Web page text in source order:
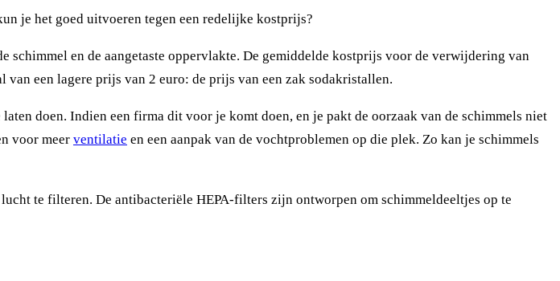
je het goed uitvoeren tegen een redelijke kostprijs?
en de aangetaste oppervlakte. De gemiddelde kostprijs voor de verwijdering van
een lagere prijs van 2 euro: de prijs van een zak sodakristallen.
doen. Indien een firma dit voor je komt doen, en je pakt de oorzaak van de schimmels niet
voor meer ventilatie en een aanpak van de vochtproblemen op die plek. Zo kan je schimmels
te filteren. De antibacteriële HEPA-filters zijn ontworpen om schimmeldeeltjes op te